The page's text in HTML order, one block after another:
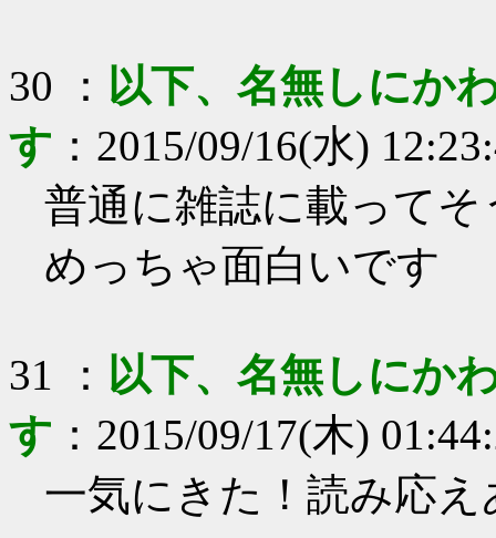
30 ： 以下、名無しにか
す ： 2015/09/16(水)
普通に雑誌に載ってそ
めっちゃ面白いです
31 ： 以下、名無しにか
す ： 2015/09/17(木)
一気にきた！読み応え